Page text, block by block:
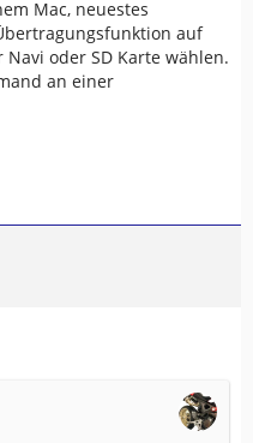
Mac, neuestes
auf
oder SD Karte wählen.
an einer